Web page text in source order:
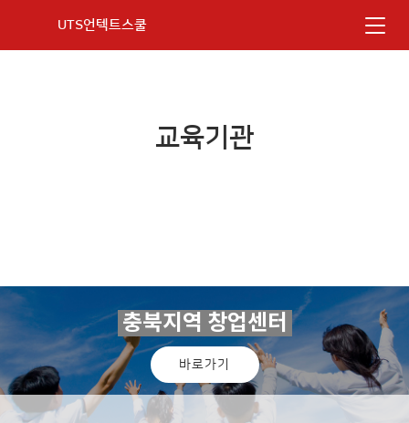
UTS언텍트스쿨
교육기관
충북지역 창업센터
바로가기